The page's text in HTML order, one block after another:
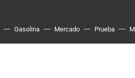
Gasolina Mercado Prueba